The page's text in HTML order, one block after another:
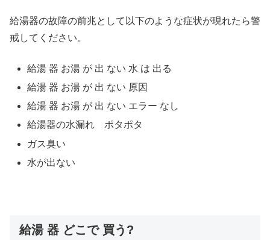
給湯器の故障の前兆として以下のような症状が現れたら警
戒してください。
給湯 器 お湯 が 出 ない 水 は 出る
給湯 器 お湯 が 出 ない 原因
給湯 器 お湯 が 出 ない エラー なし
給湯器の水漏れ ポタポタ
ガス臭い
水が出ない
給湯 器 どこで 買う?